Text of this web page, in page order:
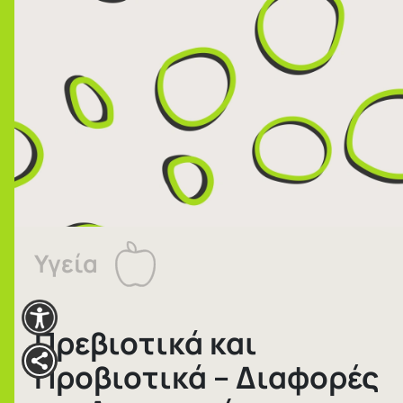
Υγεία
Πρεβιοτικά και
Προβιοτικά – Διαφορές